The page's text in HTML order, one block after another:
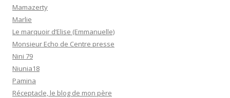
Mamazerty
Marlie
Le marquoir d’Elise (Emmanuelle)
Monsieur Echo de Centre presse
Nini 79
Niunia18
Pamina
Réceptacle, le blog de mon père